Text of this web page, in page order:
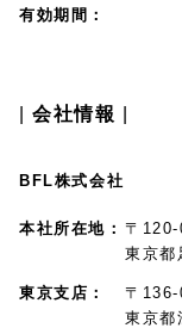
有効期間
会社情報
BFL株式会社
本社所在地
〒
東京都
東京支店
〒136-
東京都